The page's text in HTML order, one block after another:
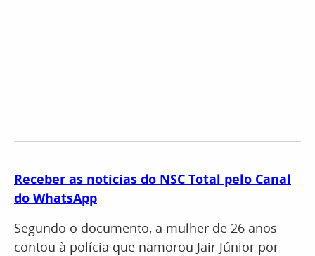
Receber as notícias do NSC Total pelo Canal
do WhatsApp
Segundo o documento, a mulher de 26 anos
contou à polícia que namorou Jair Júnior por